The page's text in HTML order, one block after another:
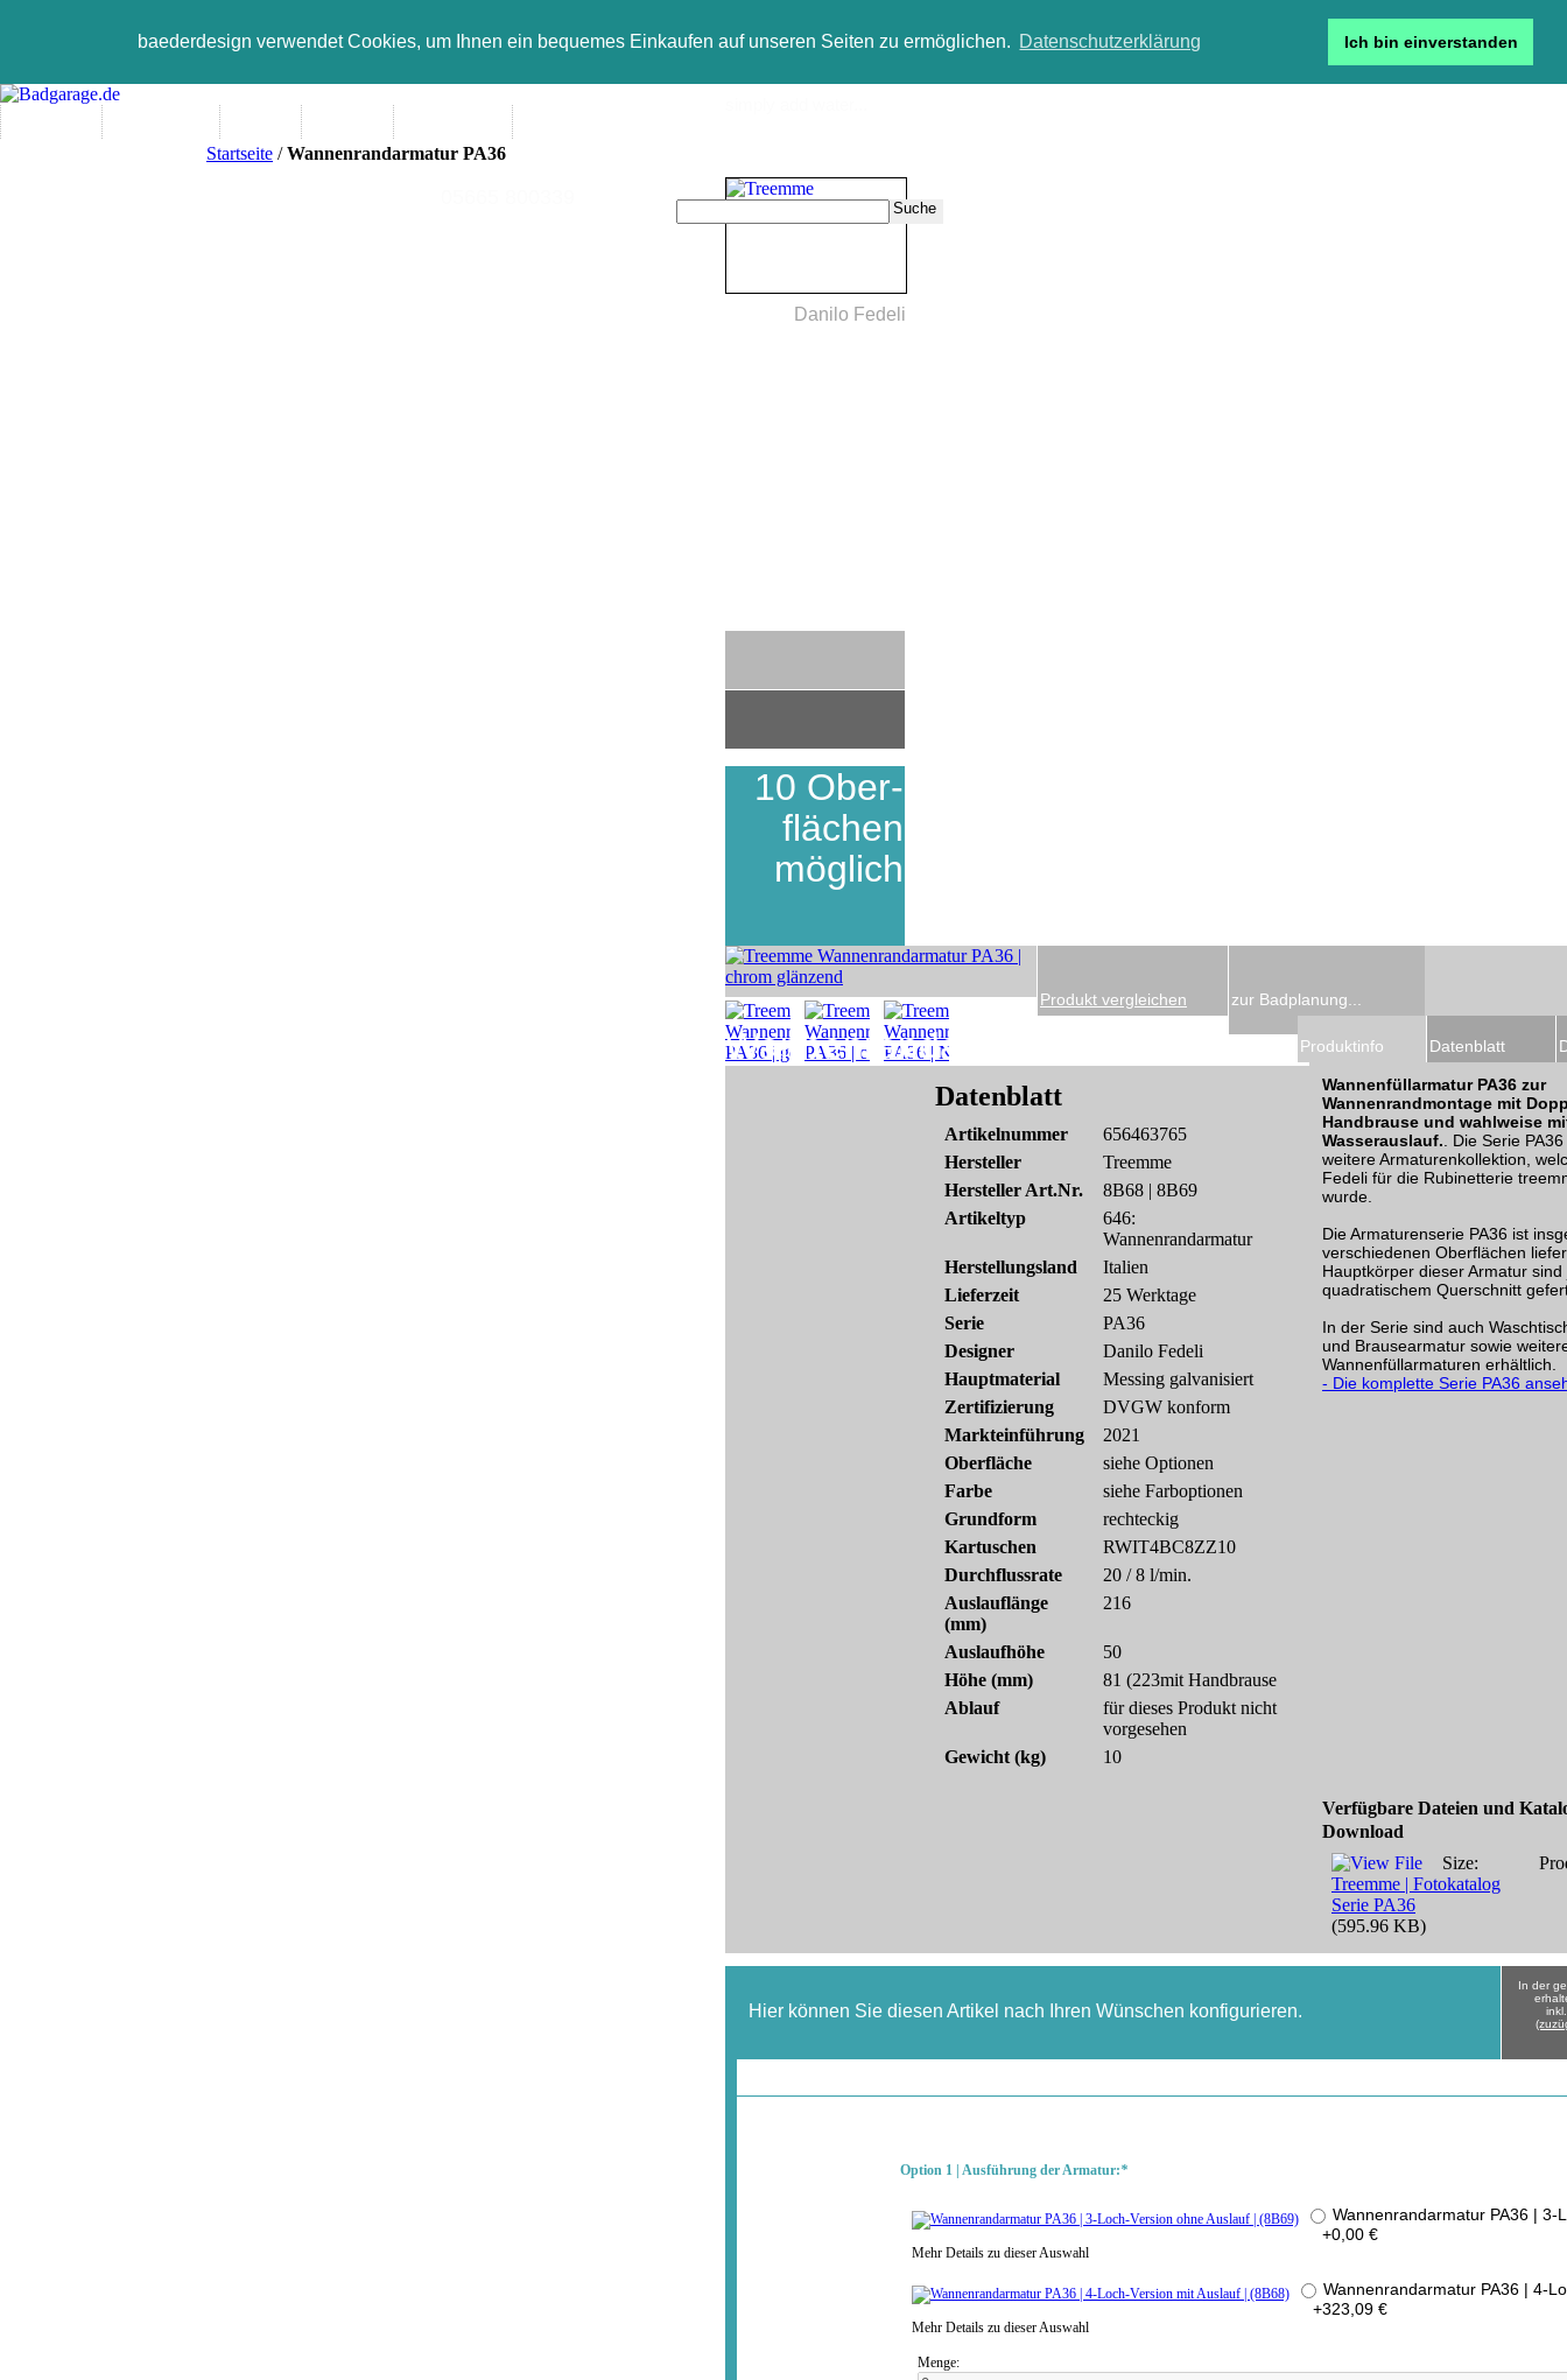
baederdesign verwendet Cookies, um Ihnen ein bequemes Einkaufen auf unseren Seiten zu ermöglichen. Datenschutzerklärung Ich bin einverstanden
Suche
Startseite /Wannenrandarmatur PA36
Danilo Fedeli
10 Ober-
flächen
möglich
Wannenrandarmatur PA36
Produkt vergleichen zur Badplanung...
Produktinfo Datenblatt
Wannenfüllarmatur PA36 zur
Wannenrandmontage mit
Handbrause und wahlweise
Wasserauslauf. . Die Serie
weitere Armaturenkollektion,
Fedeli für die Rubinetterie
wurde.
Die Armaturenserie PA36 ist
verschiedenen Oberflächen
Hauptkörper dieser Armatur sind
quadratischem Querschnitt
In der Serie sind auch
und Brausearmatur sowie
Wannenfüllarmaturen erhältlich.
- Die komplette Serie PA36
Datenblatt
Artikelnummer
656463765
Hersteller
Treemme
Hersteller Art.Nr.
8B68 | 8B69
Artikeltyp
646:
Wannenrandarmatur
Herstellungsland
Italien
Lieferzeit
25 Werktage
Serie
PA36
Designer
Danilo Fedeli
Hauptmaterial
Messing galvanisiert
Zertifizierung
DVGW konform
Markteinführung
2021
Oberfläche
siehe Optionen
Farbe
siehe Farboptionen
Grundform
rechteckig
Kartuschen
RWIT4BC8ZZ10
Durchflussrate
20 / 8 l/min.
Auslauflänge
(mm)
216
Auslaufhöhe
50
Höhe (mm)
81 (223mit Handbrause
Ablauf
für dieses Produkt nicht
vorgesehen
Gewicht (kg)
10
Verfügbare Dateien und
Download
Treemme | Fotokatalog
Serie PA36
Size:
(595.96 KB)
Hier können Sie diesen Artikel nach Ihren Wünschen konfigurieren.
In der
Option 1 | Ausführung der Armatur:*
Wannenrandarmatur PA36 |
+0,00 €
Mehr Details zu dieser Auswahl
Wannenrandarmatur PA36 | 4-
+323,09 €
Mehr Details zu dieser Auswahl
Menge: